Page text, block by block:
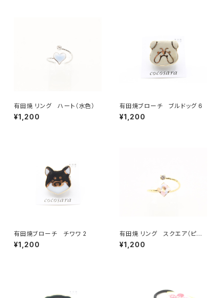
有田焼 リング ハート（水色）
¥1,200
有田焼ブローチ ブルドッグ 6
¥1,200
有田焼ブローチ チワワ 2
¥1,200
有田焼 リング スクエア（ピン
ク）
¥1,200